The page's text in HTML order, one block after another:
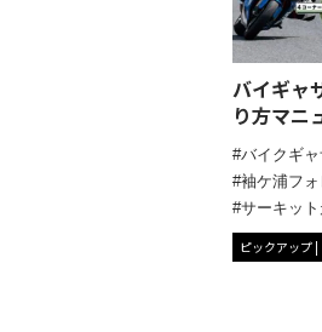
バイギャ
り方マニ
バイクギ
袖ケ浦フ
サーキッ
ピックアップ